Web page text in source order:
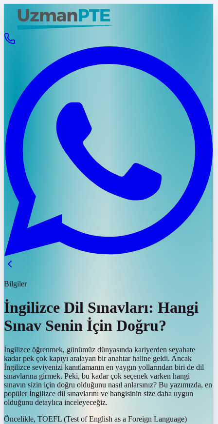
Bilgiler
İngilizce Dil Sınavları: Hangi
Sınav Senin İçin Doğru?
İngilizce öğrenmek, günümüz dünyasında kariyerden seyahate
kadar pek çok kapıyı aralayan bir anahtar haline geldi. Ancak
İngilizce seviyenizi kanıtlamanın en yaygın yollarından biri de dil
sınavlarına girmek. Peki, bu kadar çok seçenek varken hangi
sınavın sizin için doğru olduğunu nasıl anlarsınız? Bu yazımızda, en
popüler İngilizce dil sınavlarını ve hangisinin size daha uygun
olduğunu detaylıca inceleyeceğiz.
Öncelikle, TOEFL (Test of English as a Foreign Language)